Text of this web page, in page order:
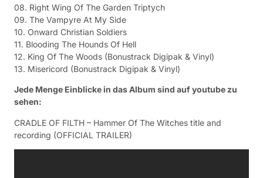
08. Right Wing Of The Garden Triptych
09. The Vampyre At My Side
10. Onward Christian Soldiers
11. Blooding The Hounds Of Hell
12. King Of The Woods (Bonustrack Digipak & Vinyl)
13. Misericord (Bonustrack Digipak & Vinyl)
Jede Menge Einblicke in das Album sind auf youtube zu
sehen:
CRADLE OF FILTH – Hammer Of The Witches title and
recording (OFFICIAL TRAILER)